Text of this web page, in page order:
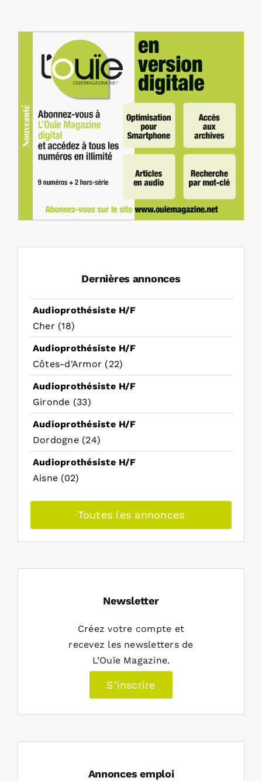
Dernières annonces
Audioprothésiste H/F
Cher (18)
Audioprothésiste H/F
Côtes-d'Armor (22)
Audioprothésiste H/F
Gironde (33)
Audioprothésiste H/F
Dordogne (24)
Audioprothésiste H/F
Aisne (02)
Toutes les annonces
Newsletter
Créez votre compte et
recevez les newsletters de
L’Ouïe Magazine.
S’inscrire
Annonces emploi